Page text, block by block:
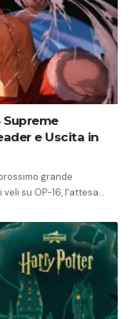
Supreme
e Uscita in
grande
su OP-16, l'attesa…